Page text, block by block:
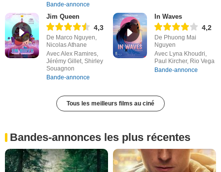
Bande-annonce
Jim Queen
4,3
De Marco Nguyen,
Nicolas Athane
Avec Alex Ramires,
Jérémy Gillet, Shirley
Souagnon
Bande-annonce
In Waves
4,2
De Phuong Mai
Nguyen
Avec Lyna Khoudri,
Paul Kircher, Rio Vega
Bande-annonce
Tous les meilleurs films au ciné
Bandes-annonces les plus récentes